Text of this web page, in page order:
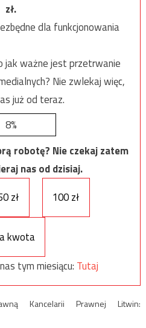
zł.
dla funkcjonowania
jak ważne jest przetrwanie
Nie zwlekaj więc,
już od teraz.
8%
robotę? Nie czekaj zatem
nas od dzisiaj.
zł 100 zł
kwota
tym miesiącu: Tutaj
Kancelarii Prawnej Litwin: